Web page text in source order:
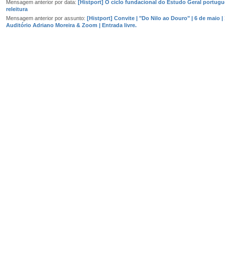
Mensagem anterior por data: [Histport] O ciclo fundacional do Estudo Geral
releitura
Mensagem anterior por assunto: [Histport] Convite | "Do Nilo ao Douro" | 6 de maio |
Auditório Adriano Moreira & Zoom | Entrada livre.